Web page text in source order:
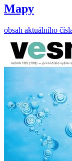
Mapy
obsah aktuálního